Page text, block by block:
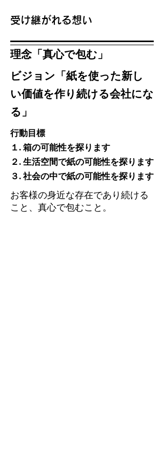
受け継がれる想い
理念「真心で包む」
ビジョン「紙を使った新し
い価値を作り続ける会社にな
る」
行動目標
１. 箱の可能性を探ります
２. 生活空間で紙の可能性を探ります
３. 社会の中で紙の可能性を探ります
お客様の身近な存在であり続ける
こと、真心で包むこと。